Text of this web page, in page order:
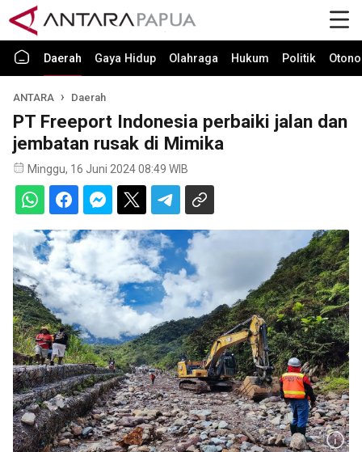
Daerah Gaya Hidup Olahraga Hukum Politik
ANTARA Daerah
PT Freeport Indonesia perbaiki jalan dan
jembatan rusak di Mimika
Minggu, 16 Juni 2024 08:49 WIB